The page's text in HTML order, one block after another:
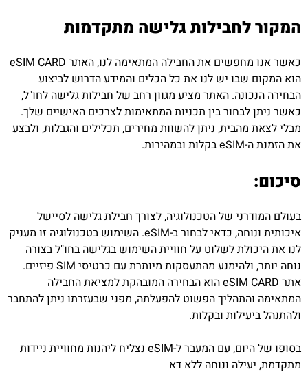
המקור לחבילות גלישה מתקדמות
כאשר אנו מחפשים את החבילה המתאימה לנו, האתר eSIM CARD
הוא המקום שבו יש לנו את כל הכלים והמידע הדרוש לביצוע
הבחירה הנכונה. האתר מציע מגוון רחב של חבילות גלישה לחו"ל,
כאשר ניתן לבחור בין תכניות המתאימות לצרכים האישיים שלך.
מבלי לצאת מהבית, ניתן להשוות מחירים, תכלילים והגבלות, ולבצע
את הזמנת ה-eSIM בקלות ובמהירות.
סיכום:
בעולם המודרני של הטכנולוגיה, לצורך חבילת גלישה לסיישל
איכותית ונוחה, כדאי לבחור ב-eSIM. השימוש בטכנולוגיה זו מעניק
לנו את היכולת לשלוט על חוויית השימוש בגלישה בחו"ל בצורה
נוחה יותר, ולהימנע מהתעסקות מיותרת עם כרטיסי SIM פיזיים.
אתר eSIM CARD הוא הבחירה המובהקת למציאת החבילה
המתאימה והתהליך הפשוט להפעלתה, מפני שבעזרתו ניתן להתחבר
ולהתנהל ביעילות ובקלות.
בסופו של היום, עם המעבר ל-eSIM נצליח ליהנות מחוויית ניידות
מתקדמת, יעילה ונוחה ללא דא